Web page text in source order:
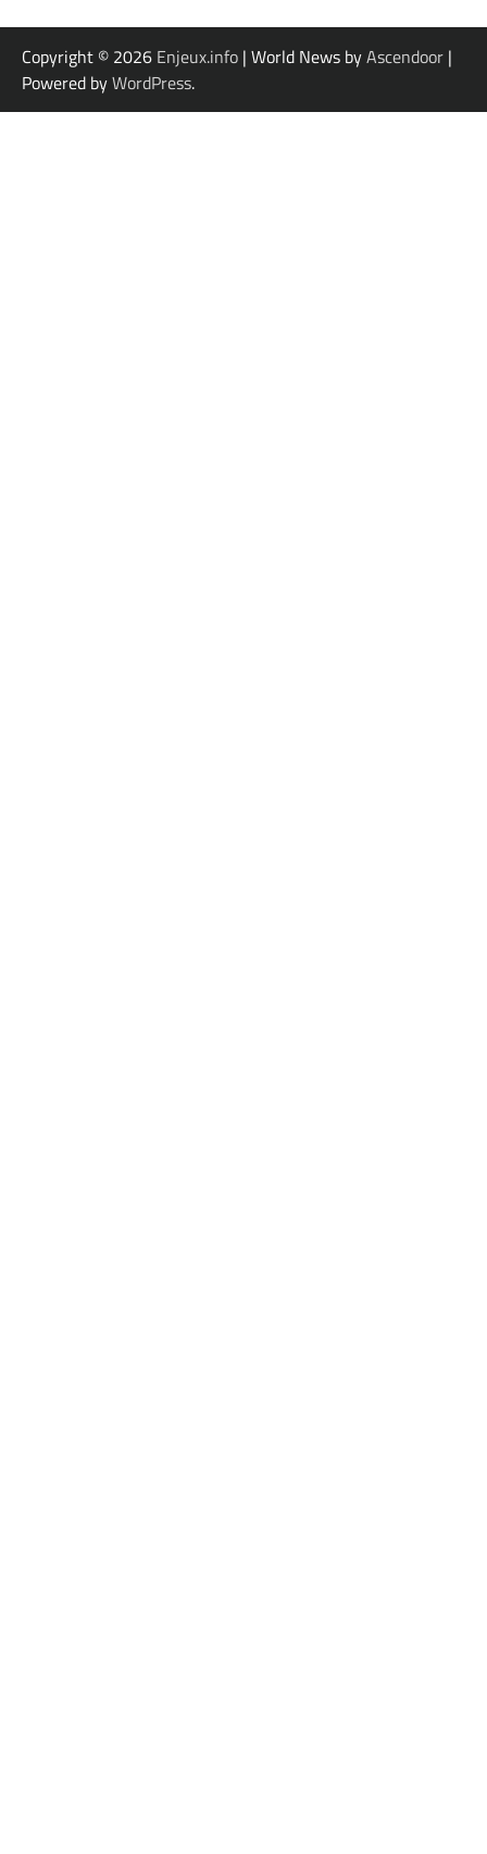
Copyright © 2026 Enjeux.info | World News byAscendoor |
Powered byWordPress.